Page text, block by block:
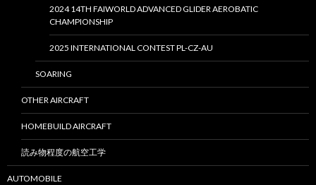
2024 14TH FAIWORLD ADVANCED GLIDER AEROBATIC
CHAMPIONSHIP
2025 INTERNATIONAL CONTEST PL-CZ-AU
SOARING
OTHER AIRCRAFT
HOMEBUILD AIRCRAFT
読み物程度の航空工学
AUTOMOBILE